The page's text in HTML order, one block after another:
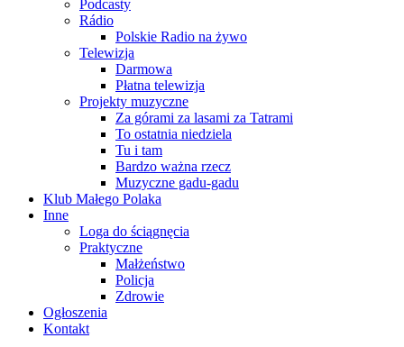
Podcasty
Rádio
Polskie Radio na żywo
Telewizja
Darmowa
Płatna telewizja
Projekty muzyczne
Za górami za lasami za Tatrami
To ostatnia niedziela
Tu i tam
Bardzo ważna rzecz
Muzyczne gadu-gadu
Klub Małego Polaka
Inne
Loga do ściągnęcia
Praktyczne
Małżeństwo
Policja
Zdrowie
Ogłoszenia
Kontakt